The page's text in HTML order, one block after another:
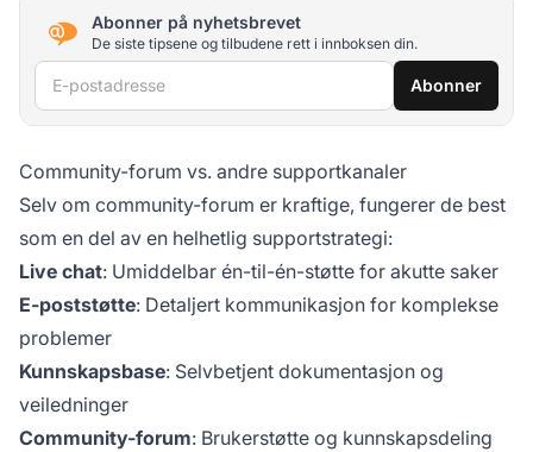
Abonner på nyhetsbrevet
De siste tipsene og tilbudene rett i innboksen din.
E-postadresse Abonner
Community-forum vs. andre supportkanaler
Selv om community-forum er kraftige, fungerer de best
som en del av en helhetlig supportstrategi:
Live chat: Umiddelbar én-til-én-støtte for akutte saker
E-poststøtte: Detaljert kommunikasjon for komplekse
problemer
Kunnskapsbase: Selvbetjent dokumentasjon og
veiledninger
Community-forum: Brukerstøtte og kunnskapsdeling